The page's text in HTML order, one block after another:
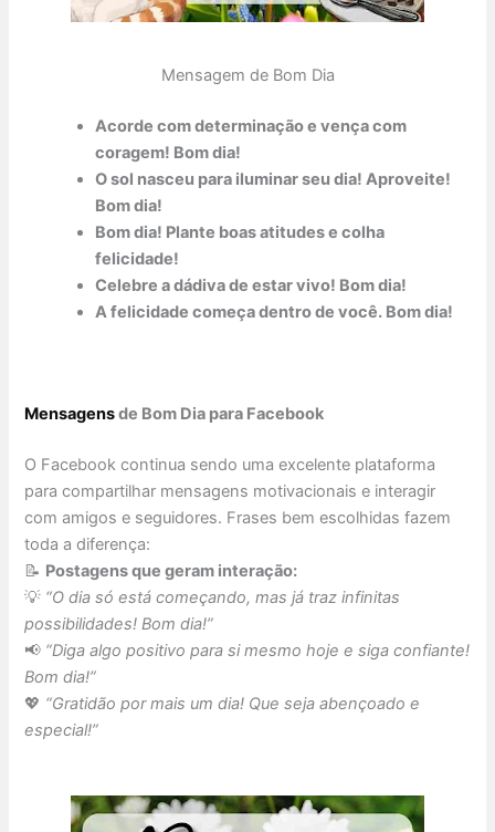
Mensagem de Bom Dia
Acorde com determinação e vença com
coragem! Bom dia!
O sol nasceu para iluminar seu dia! Aproveite!
Bom dia!
Bom dia! Plante boas atitudes e colha
felicidade!
Celebre a dádiva de estar vivo! Bom dia!
A felicidade começa dentro de você. Bom dia!
Mensagensde Bom Dia para Facebook
O Facebook continua sendo uma excelente plataforma
para compartilhar mensagens motivacionais e interagir
com amigos e seguidores. Frases bem escolhidas fazem
toda a diferença:
📝 Postagens que geram interação:
💡 “O dia só está começando, mas já traz infinitas
possibilidades! Bom dia!”
📢 “Diga algo positivo para si mesmo hoje e siga confiante!
Bom dia!”
💖 “Gratidão por mais um dia! Que seja abençoado e
especial!”